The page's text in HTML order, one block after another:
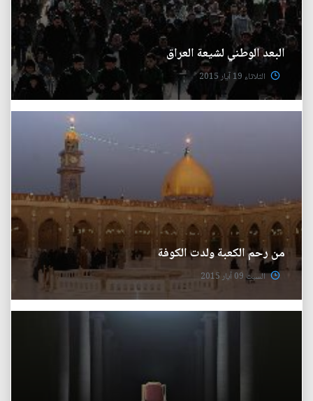
البعد الوطني لشيعة العراق
الثلاثاء 19 آيار 2015
من رحم الكعبة ولدت الكوفة
السبت 09 آيار 2015